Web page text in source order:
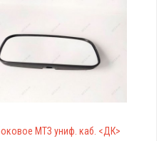
МТЗ униф. каб. <ДК>